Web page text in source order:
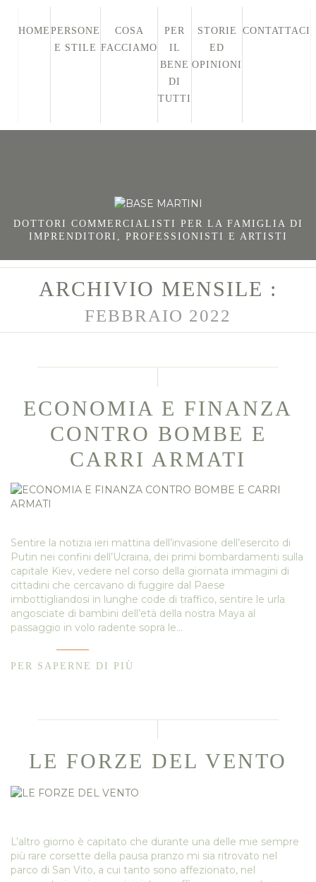
HOME PERSONE
E STILE
COSA
FACCIAMO
PER
IL
BENE
DI
TUTTI
STORIE
ED
OPINIONI
CONTATTACI
DOTTORI COMMERCIALISTI PER LA FAMIGLIA DI
IMPRENDITORI, PROFESSIONISTI E ARTISTI
ARCHIVIO MENSILE :
FEBBRAIO 2022
ECONOMIA E FINANZA
CONTRO BOMBE E
CARRI ARMATI
Sentire la notizia ieri mattina dell’invasione dell’esercito di
Putin nei confini dell’Ucraina, dei primi bombardamenti sulla
capitale Kiev, vedere nel corso della giornata immagini di
cittadini che cercavano di fuggire dal Paese
imbottigliandosi in lunghe code di traffico, sentire le urla
angosciate di bambini dell’età della nostra Maya al
passaggio in volo radente sopra le…
PER SAPERNE DI PIÙ
LE FORZE DEL VENTO
L’altro giorno è capitato che durante una delle mie sempre
più rare corsette della pausa pranzo mi sia ritrovato nel
parco di San Vito, a cui tanto sono affezionato, nel